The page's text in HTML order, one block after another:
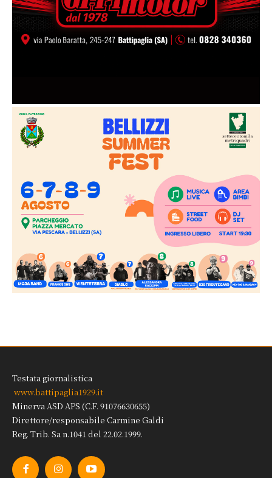
Testata giornalistica
www.battipaglia1929.it
Minerva ASD APS (C.F. 91076630655)
Direttore/responsabile Carmine Galdi
Reg. Trib. Sa n.1041 del 22.02.1999.